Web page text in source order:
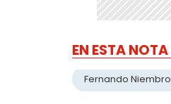
EN ESTA NOTA
Fernando Niembro